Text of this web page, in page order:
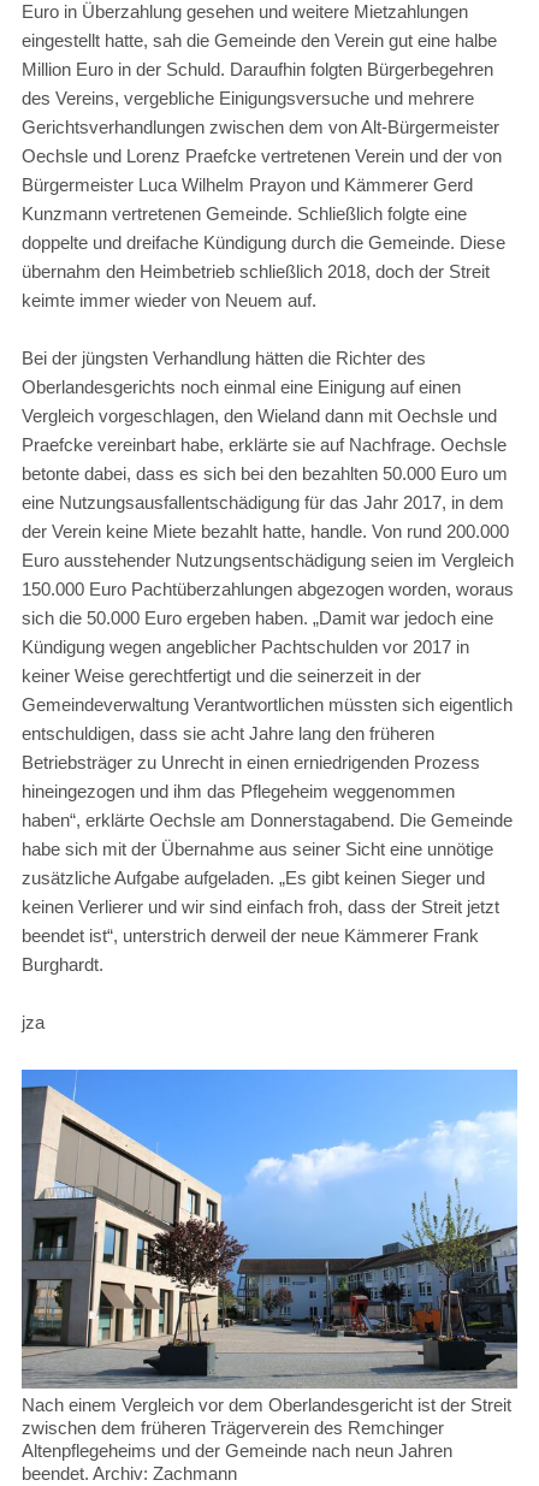
Euro in Überzahlung gesehen und weitere Mietzahlungen
eingestellt hatte, sah die Gemeinde den Verein gut eine halbe
Million Euro in der Schuld. Daraufhin folgten Bürgerbegehren
des Vereins, vergebliche Einigungsversuche und mehrere
Gerichtsverhandlungen zwischen dem von Alt-Bürgermeister
Oechsle und Lorenz Praefcke vertretenen Verein und der von
Bürgermeister Luca Wilhelm Prayon und Kämmerer Gerd
Kunzmann vertretenen Gemeinde. Schließlich folgte eine
doppelte und dreifache Kündigung durch die Gemeinde. Diese
übernahm den Heimbetrieb schließlich 2018, doch der Streit
keimte immer wieder von Neuem auf.
Bei der jüngsten Verhandlung hätten die Richter des
Oberlandesgerichts noch einmal eine Einigung auf einen
Vergleich vorgeschlagen, den Wieland dann mit Oechsle und
Praefcke vereinbart habe, erklärte sie auf Nachfrage. Oechsle
betonte dabei, dass es sich bei den bezahlten 50.000 Euro um
eine Nutzungsausfallentschädigung für das Jahr 2017, in dem
der Verein keine Miete bezahlt hatte, handle. Von rund 200.000
Euro ausstehender Nutzungsentschädigung seien im Vergleich
150.000 Euro Pachtüberzahlungen abgezogen worden, woraus
sich die 50.000 Euro ergeben haben. „Damit war jedoch eine
Kündigung wegen angeblicher Pachtschulden vor 2017 in
keiner Weise gerechtfertigt und die seinerzeit in der
Gemeindeverwaltung Verantwortlichen müssten sich eigentlich
entschuldigen, dass sie acht Jahre lang den früheren
Betriebsträger zu Unrecht in einen erniedrigenden Prozess
hineingezogen und ihm das Pflegeheim weggenommen
haben“, erklärte Oechsle am Donnerstagabend. Die Gemeinde
habe sich mit der Übernahme aus seiner Sicht eine unnötige
zusätzliche Aufgabe aufgeladen. „Es gibt keinen Sieger und
keinen Verlierer und wir sind einfach froh, dass der Streit jetzt
beendet ist“, unterstrich derweil der neue Kämmerer Frank
Burghardt.
jza
Nach einem Vergleich vor dem Oberlandesgericht ist der Streit
zwischen dem früheren Trägerverein des Remchinger
Altenpflegeheims und der Gemeinde nach neun Jahren
beendet. Archiv: Zachmann